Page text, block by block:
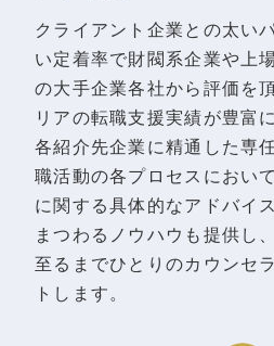
クライアント企業との太い
い定着率で財閥系企業や上
の大手企業各社から評価を
リアの転職支援実績が豊富
各紹介先企業に精通した専
職活動の各プロセスにおい
に関する具体的なアドバイ
まつわるノウハウも提供し
至るまでひとりのカウンセ
トします。